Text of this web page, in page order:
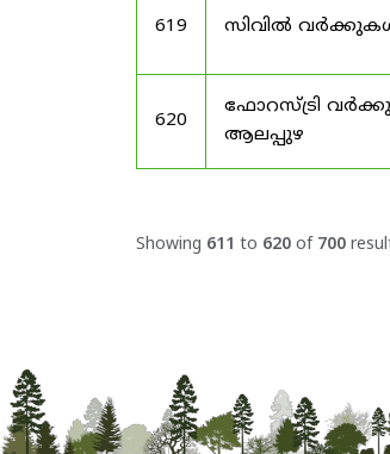
619 സിവിൽ
620
ഫോറസ്ട്രി
ആലപ്പുഴ
Showing 611 to 620 of 700